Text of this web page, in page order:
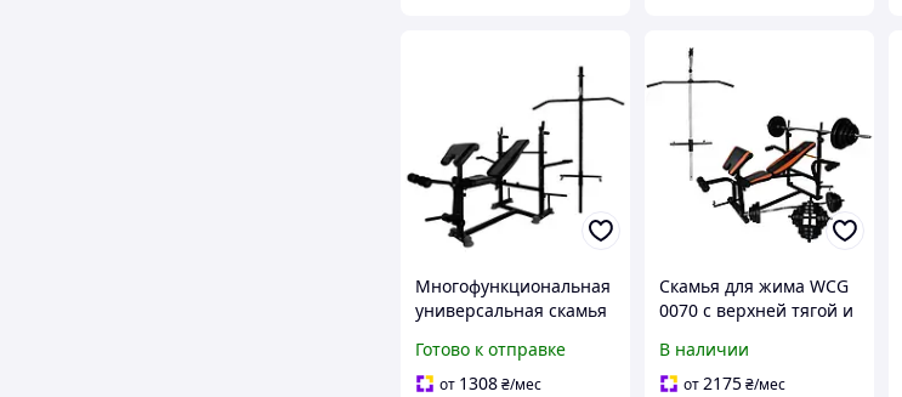
Многофункциональная
универсальная скамья
комплекте Тяга Брусья
и Приставка скотта
Готово к отправке
от 1308₴/мес
Скамья для жима WCG
0070 с верхней тягой и
комплект для
домашних тренировок
В наличии
от2175₴/мес